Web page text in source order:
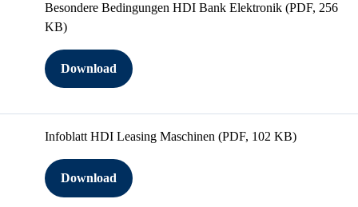
Besondere Bedingungen HDI Bank Elektronik (PDF, 256
KB)
Download
Infoblatt HDI Leasing Maschinen (PDF, 102 KB)
Download